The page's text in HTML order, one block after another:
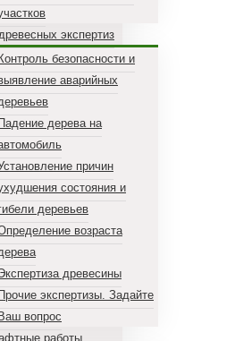
экспертиз
Контроль безопасности и
аварийных
Падение дерева на
причин
состояния и
деревьев
возраста
древесины
Прочие экспертизы. Задайте
Ваш вопрос
работы